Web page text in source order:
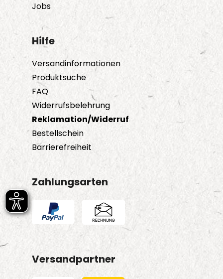
Jobs
Hilfe
Versandinformationen
Produktsuche
FAQ
Widerrufsbelehrung
Reklamation/Widerruf
Bestellschein
Barrierefreiheit
Zahlungsarten
Versandpartner